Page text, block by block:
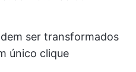
ser transformados
único clique